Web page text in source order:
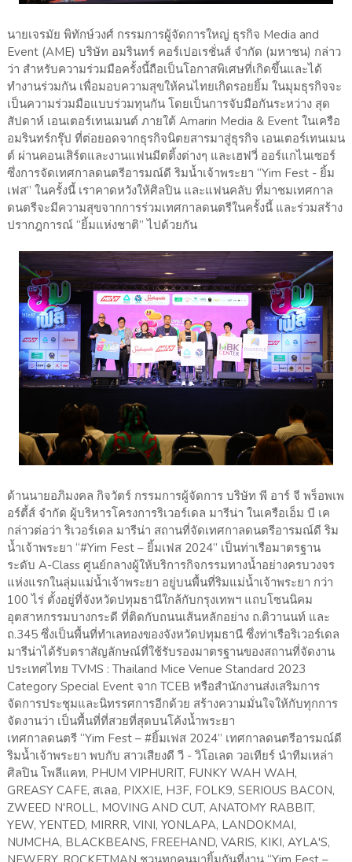
นายเจรมัย พิทักษ์วงศ์ กรรมการผู้จัดการใหญ่ ธุรกิจ Media and
Event (AME) บริษัท อมรินทร์ คอร์เปอเรชั่นส์ จำกัด (มหาชน) กล่าว
ว่า สำหรับความร่วมมือครั้งนี้ถือเป็นโอกาสพิเศษที่เกิดขึ้นและได้
ทำงานร่วมกัน เพื่อมอบความสุขให้คนไทยเกิดรอยยิ้ม ในมุมธุรกิจจะ
เป็นความร่วมมือแบบร่วมทุนกัน โดยเป็นการจับมือกันระหว่าง สุด
สัปดาห์ เอนเตอร์เทนเมนต์ ภายใต้ Amarin Media & Event ในเครือ
อมรินทร์กรุ๊ป ที่ต่อยอดจากธุรกิจนิตยสารมาสู่ธุรกิจ เอนเตอร์เทนเมน
ต์ ผ่านคอนเสิร์ตและงานแฟนมีตติ้งต่างๆ และเฮฟวี่ ออร์แกไนเซอร์
ซึ่งการจัดเทศกาลดนตรีอารมณ์ดี ริมน้ำเจ้าพระยา “Yim Fest - ยิ้ม
เฟส” ในครั้งนี้ เราคาดหวังให้ศิลปิน และแฟนคลับ ที่มาชมเทศกาล
ดนตรีจะมีความสุขจากการร่วมเทศกาลดนตรีในครั้งนี้ และร่วมสร้าง
ปรากฎการณ์ “ยิ้มแห่งชาติ” ไปด้วยกัน
ด้านนายอภิมงคล กิจวัตร์ กรรมการผู้จัดการ บริษัท พี อาร์ จี พร็อพเพ
อร์ตี้ส์ จำกัด ผู้บริหารโครงการริเวอร์เดล มารีน่า ในเครือเอ็ม บี เค
กล่าวต่อว่า ริเวอร์เดล มารีน่า สถานที่จัดเทศกาลดนตรีอารมณ์ดี ริม
น้ำเจ้าพระยา “#Yim Fest – ยิ้มเฟส 2024” เป็นท่าเรือมาตรฐาน
ระดับ A-Class ศูนย์กลางผู้ให้บริการกิจกรรมทางน้ำอย่างครบวงจร
แห่งแรกในลุ่มแม่น้ำเจ้าพระยา อยู่บนพื้นที่ริมแม่น้ำเจ้าพระยา กว่า
100 ไร่ ตั้งอยู่ที่จังหวัดปทุมธานีใกล้กับกรุงเทพฯ แถบโซนนิคม
อุตสาหกรรมบางกระดี ที่ติดกับถนนเส้นหลักอย่าง ถ.ติวานนท์ และ
ถ.345 ซึ่งเป็นพื้นที่ทำเลทองของจังหวัดปทุมธานี ซึ่งท่าเรือริเวอร์เดล
มารีน่าได้รับตราสัญลักษณ์ที่ใช้รับรองมาตรฐานของสถานที่จัดงาน
ประเทศไทย TVMS : Thailand Mice Venue Standard 2023
Category Special Event จาก TCEB หรือสำนักงานส่งเสริมการ
จัดการประชุมและนิทรรศการอีกด้วย สร้างความมั่นใจให้กับทุกการ
จัดงานว่า เป็นพื้นที่ที่สวยที่สุดบนโค้งน้ำพระยา
เทศกาลดนตรี “Yim Fest – #ยิ้มเฟส 2024” เทศกาลดนตรีอารมณ์ดี
ริมน้ำเจ้าพระยา พบกับ สาวเสียงดี วี - วิโอเลต วอเทียร์ นำทีมเหล่า
ศิลปิน โพลีแคท, PHUM VIPHURIT, FUNKY WAH WAH,
GREASY CAFE, สเลอ, PIXXIE, H3F, FOLK9, SERIOUS BACON,
ZWEED N'ROLL, MOVING AND CUT, ANATOMY RABBIT,
YEW, YENTED, MIRRR, VINI, YONLAPA, LANDOKMAI,
NUMCHA, BLACKBEANS, FREEHAND, VARIS, KIKI, AYLA'S,